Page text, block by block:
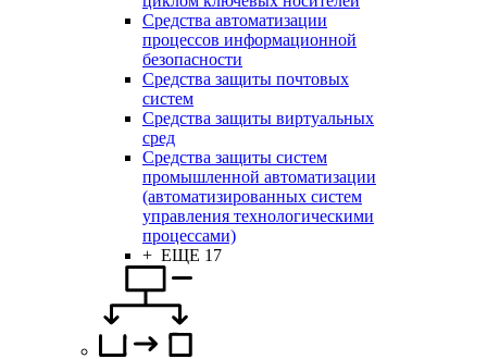
Средства автоматизации
процессов информационной
безопасности
Средства защиты почтовых
систем
Средства защиты виртуальных
сред
Средства защиты систем
промышленной автоматизации
(автоматизированных систем
управления технологическими
процессами)
+ ЕЩЕ 17